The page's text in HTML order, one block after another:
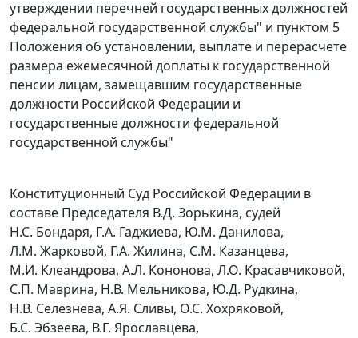
утверждении перечней государственных должностей
федеральной государственной службы" и пунктом 5
Положения об установлении, выплате и перерасчете
размера ежемесячной доплаты к государственной
пенсии лицам, замещавшим государственные
должности Российской Федерации и
государственные должности федеральной
государственной службы"
Конституционный Суд Российской Федерации в
составе Председателя В.Д. Зорькина, судей
Н.С. Бондаря, Г.А. Гаджиева, Ю.М. Данилова,
Л.М. Жарковой, Г.А. Жилина, С.М. Казанцева,
М.И. Клеандрова, А.Л. Кононова, Л.О. Красавчиковой,
С.П. Маврина, Н.В. Мельникова, Ю.Д. Рудкина,
Н.В. Селезнева, А.Я. Сливы, О.С. Хохряковой,
Б.С. Эбзеева, В.Г. Ярославцева,